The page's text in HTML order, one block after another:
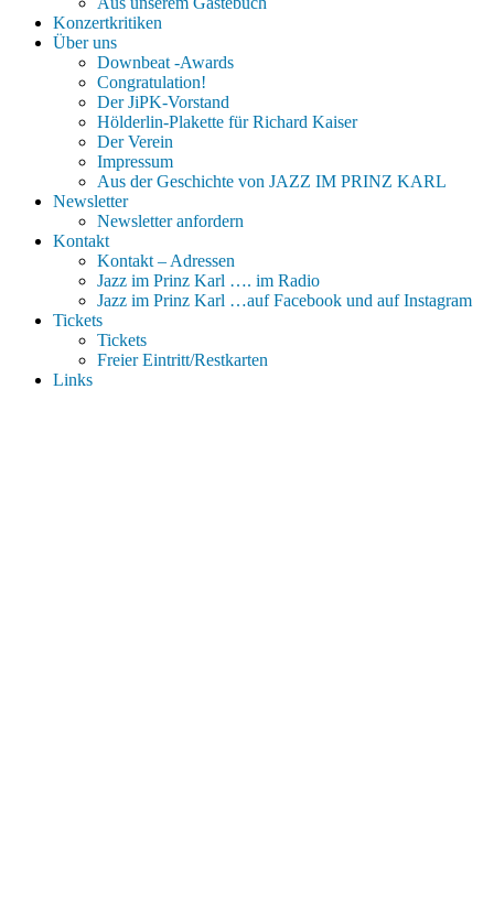
Konzertkritiken
Über uns
Downbeat -Awards
Congratulation!
Der JiPK-Vorstand
Hölderlin-Plakette für Richard Kaiser
Der Verein
Impressum
Aus der Geschichte von JAZZ IM PRINZ KARL
Newsletter
Newsletter anfordern
Kontakt
Kontakt – Adressen
Jazz im Prinz Karl …. im Radio
Jazz im Prinz Karl …auf Facebook und auf Instagram
Tickets
Tickets
Freier Eintritt/Restkarten
Links